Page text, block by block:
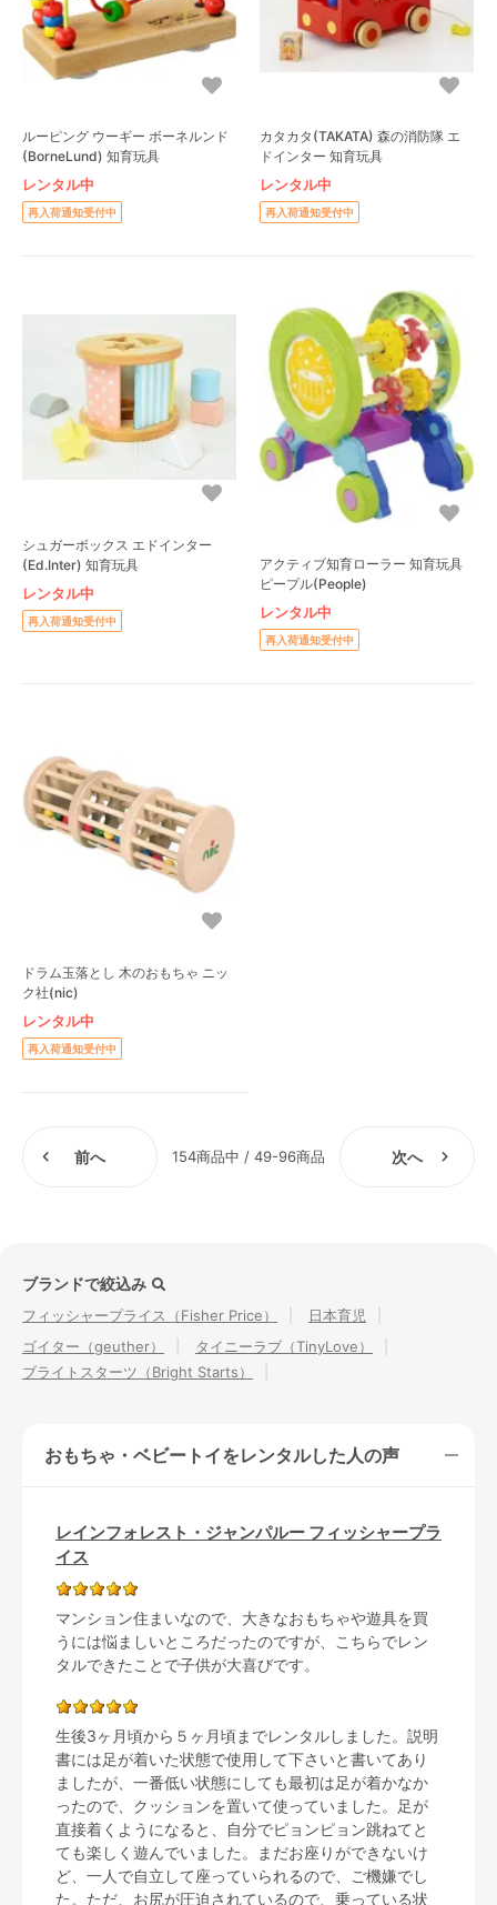
ルーピング ウーギー ボーネルンド
(BorneLund) 知育玩具
レンタル中
再入荷通知受付中
カタカタ(TAKATA) 森の消防隊 エ
ドインター 知育玩具
レンタル中
再入荷通知受付中
シュガーボックス エドインター
(Ed.Inter) 知育玩具
レンタル中
再入荷通知受付中
アクティブ知育ローラー 知育玩具
ピープル(People)
レンタル中
再入荷通知受付中
ドラム玉落とし 木のおもちゃ ニッ
ク社(nic)
レンタル中
再入荷通知受付中
前へ 154商品中 / 49-96商品 次へ
ブランドで絞込み
フィッシャープライス（Fisher Price）
日本育児
ゴイター（geuther）
タイニーラブ（TinyLove）
ブライトスターツ（Bright Starts）
おもちゃ・ベビートイをレンタルした人の声
レインフォレスト・ジャンパルー フィッシャープラ
イス
マンション住まいなので、大きなおもちゃや遊具を買
うには悩ましいところだったのですが、こちらでレン
タルできたことで子供が大喜びです。
生後3ヶ月頃から５ヶ月頃までレンタルしました。説明
書には足が着いた状態で使用して下さいと書いてあり
ましたが、一番低い状態にしても最初は足が着かなか
ったので、クッションを置いて使っていました。足が
直接着くようになると、自分でピョンピョン跳ねてと
ても楽しく遊んでいました。まだお座りができないけ
ど、一人で自立して座っていられるので、ご機嫌でし
た。ただ、お尻が圧迫されているので、乗っている状